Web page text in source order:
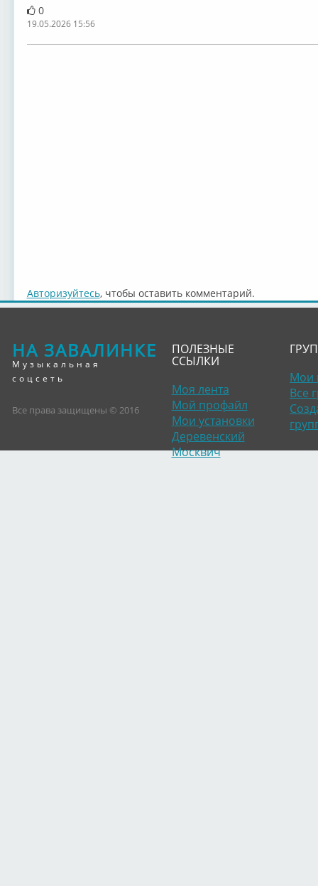
0
19.05.2026 15:56
Авторизуйтесь, чтобы оставить комментарий.
НА ЗАВАЛИНКЕ
Музыкальная
соцсеть
Все права защищены © 2016
ПОЛЕЗНЫЕ
ССЫЛКИ
Моя лента
Мой профайл
Мои установки
Деревенский
Москвич
Мои
Все